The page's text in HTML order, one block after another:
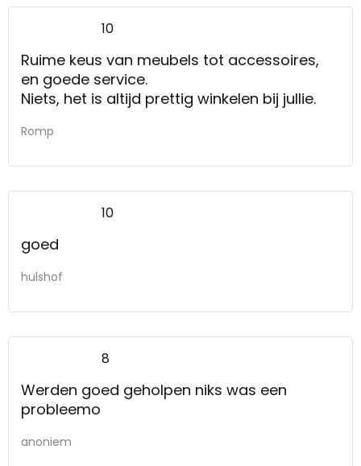
10
Ruime keus van meubels tot accessoires,
en goede service.
Niets, het is altijd prettig winkelen bij jullie.
Romp
10
goed
hulshof
8
Werden goed geholpen niks was een
probleemo
anoniem